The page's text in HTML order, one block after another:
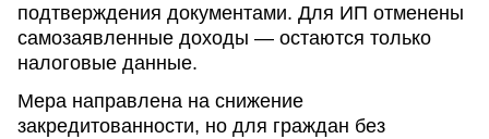
подтверждения документами. Для ИП отменены
самозаявленные доходы — остаются только
налоговые данные.
Мера направлена на снижение
закредитованности, но для граждан без